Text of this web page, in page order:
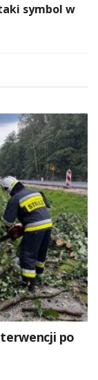
symbol w
po